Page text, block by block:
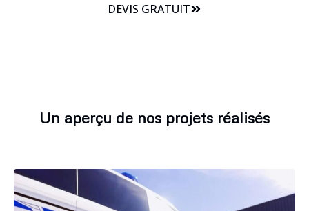
DEVIS GRATUIT
Un aperçu de nos projets réalisés